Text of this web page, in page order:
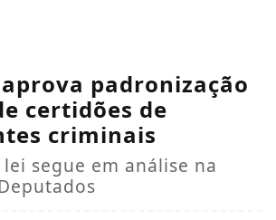
padronização
certidões de
criminais
segue em análise na